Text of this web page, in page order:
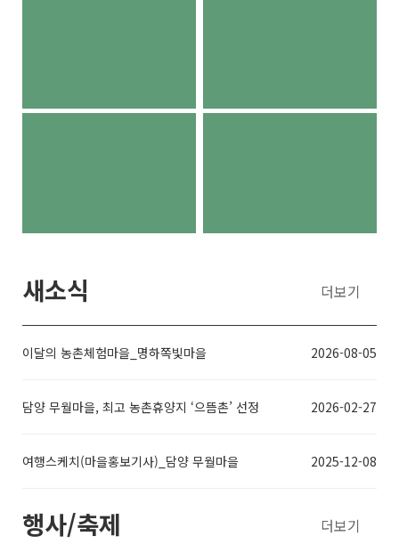
새소식 더보기
이달의 농촌체험마을_명하쪽빛마을 2026-08-05
담양 무월마을, 최고 농촌휴양지 ‘으뜸촌’ 선정 2026-02-27
여행스케치(마을홍보기사)_담양 무월마을 2025-12-08
행사/축제 더보기